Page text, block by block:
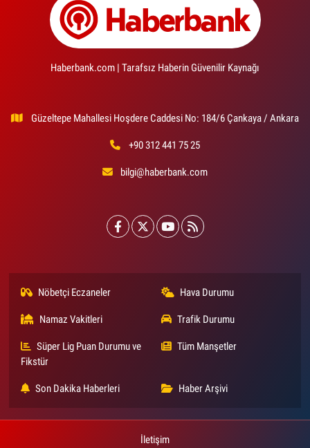
Haberbank.com | Tarafsız Haberin Güvenilir Kaynağı
Güzeltepe Mahallesi Hoşdere Caddesi No: 184/6 Çankaya / Ankara
+90 312 441 75 25
bilgi@haberbank.com
Nöbetçi Eczaneler Hava Durumu
Namaz Vakitleri Trafik Durumu
Süper Lig Puan Durumu ve
Fikstür
Tüm Manşetler
Son Dakika Haberleri Haber Arşivi
İletişim